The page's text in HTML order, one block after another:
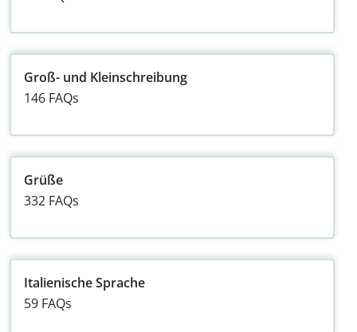
Groß- und Kleinschreibung
146 FAQs
Grüße
332 FAQs
Italienische Sprache
59 FAQs